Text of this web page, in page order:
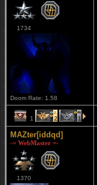
1734
Doom Rate: 1.58
1 2 1
MAZter[iddqd]
-= WebMaster =-
1370